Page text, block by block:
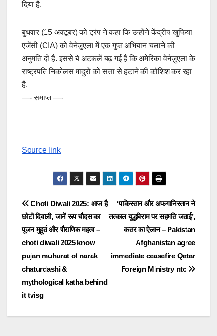
दिया है.
बुधवार (15 अक्टूबर) को ट्रंप ने कहा कि उन्होंने केंद्रीय खुफिया
एजेंसी (CIA) को वेनेज़ुएला में एक गुप्त अभियान चलाने की
अनुमति दी है. इससे ये अटकलें बढ़ गई हैं कि अमेरिका वेनेज़ुएला के
राष्ट्रपति निकोलस मादुरो को सत्ता से हटाने की कोशिश कर रहा
है.
—- समाप्त —-
Source link
Post
navigation
‘पाकिस्तान और अफगानिस्तान ने
तत्काल युद्धविराम पर सहमति जताई’,
कतर का ऐलान – Pakistan
Afghanistan agree
immediate ceasefire Qatar
Foreign Ministry ntc
Choti Diwali 2025: आज है
छोटी दिवाली, जानें रूप चौदस का
पूजन मुहूर्त और पौराणिक महत्व –
choti diwali 2025 know
pujan muhurat of narak
chaturdashi &
mythological katha behind
it tvisg